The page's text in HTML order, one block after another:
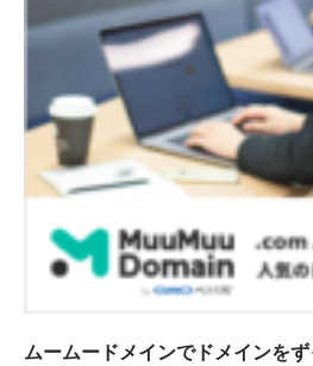
ムームードメインでドメインを